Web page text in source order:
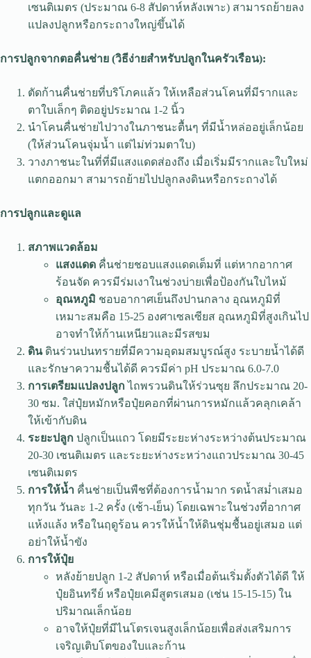
เซนติเมตร (ประมาณ 6-8 สัปดาห์หลังเพาะ) สามารถย้ายลง
แปลงปลูกหรือกระถางใหญ่ขึ้นได้
การปลูกจากตอคื่นช่าย (วิธีง่ายสำหรับปลูกในครัวเรือน):
ตัดก้านคื่นช่ายที่บริโภคแล้ว ให้เหลือส่วนโคนที่มีรากและ
ตาใบเล็กๆ ติดอยู่ประมาณ 1-2 นิ้ว
นำโคนคื่นช่ายไปวางในภาชนะตื้นๆ ที่มีน้ำหล่ออยู่เล็กน้อย
(ให้ส่วนโคนจุ่มน้ำ แต่ไม่ท่วมตาใบ)
วางภาชนะในที่ที่มีแสงแดดส่องถึง เมื่อเริ่มมีรากและใบใหม่
แตกออกมา สามารถย้ายไปปลูกลงดินหรือกระถางได้
การปลูกและดูแล
สภาพแวดล้อม
แสงแดด คื่นช่ายชอบแสงแดดเต็มที่ แต่หากอากาศ
ร้อนจัด ควรมีร่มเงาในช่วงบ่ายเพื่อป้องกันใบไหม้
อุณหภูมิ ชอบอากาศเย็นถึงปานกลาง อุณหภูมิที่
เหมาะสมคือ 15-25 องศาเซลเซียส อุณหภูมิที่สูงเกินไป
อาจทำให้ก้านเหนียวและมีรสขม
ดินดินร่วนปนทรายที่มีความอุดมสมบูรณ์สูง ระบายน้ำได้ดี
และรักษาความชื้นได้ดี ควรมีค่า pH ประมาณ 6.0-7.0
การเตรียมแปลงปลูก ไถพรวนดินให้ร่วนซุย ลึกประมาณ 20-
30 ซม. ใส่ปุ๋ยหมักหรือปุ๋ยคอกที่ผ่านการหมักแล้วคลุกเคล้า
ให้เข้ากับดิน
ระยะปลูก ปลูกเป็นแถว โดยมีระยะห่างระหว่างต้นประมาณ
20-30 เซนติเมตร และระยะห่างระหว่างแถวประมาณ 30-45
เซนติเมตร
การให้น้ำ คื่นช่ายเป็นพืชที่ต้องการน้ำมาก รดน้ำสม่ำเสมอ
ทุกวัน วันละ 1-2 ครั้ง (เช้า-เย็น) โดยเฉพาะในช่วงที่อากาศ
แห้งแล้ง หรือในฤดูร้อน ควรให้น้ำให้ดินชุ่มชื้นอยู่เสมอ แต่
อย่าให้น้ำขัง
การให้ปุ๋ย
หลังย้ายปลูก 1-2 สัปดาห์ หรือเมื่อต้นเริ่มตั้งตัวได้ดี ให้
ปุ๋ยอินทรีย์ หรือปุ๋ยเคมีสูตรเสมอ (เช่น 15-15-15) ใน
ปริมาณเล็กน้อย
อาจให้ปุ๋ยที่มีไนโตรเจนสูงเล็กน้อยเพื่อส่งเสริมการ
เจริญเติบโตของใบและก้าน